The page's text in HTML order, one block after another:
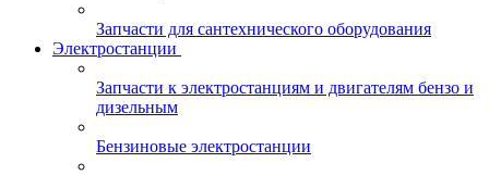
Запчасти для сантехнического оборудования
Электростанции
Запчасти к электростанциям и двигателям бензо и
дизельным
Бензиновые электростанции